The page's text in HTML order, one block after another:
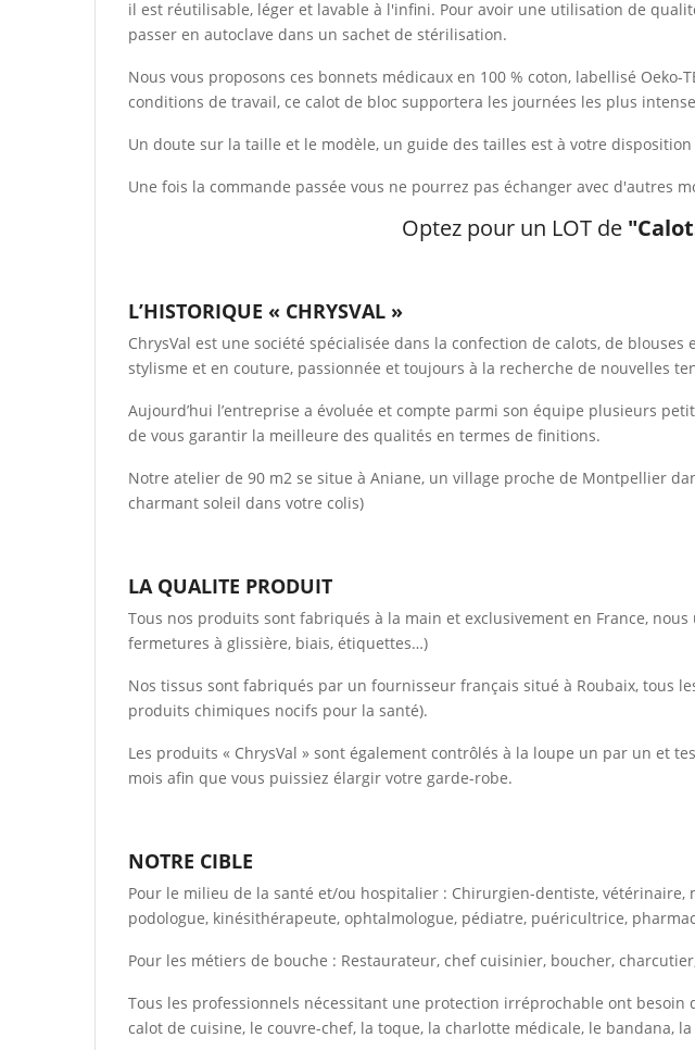
il est réutilisable, léger et lavable à l'infini. Pour avoir une utilisation de
passer en autoclave dans un sachet de stérilisation.
Nous vous proposons ces bonnets médicaux en 100 % coton, labellisé
conditions de travail, ce calot de bloc supportera les journées les plus
Un doute sur la taille et le modèle, un guide des tailles est à votre
Une fois la commande passée vous ne pourrez pas échanger avec d'autres
Optez pour un LOT de
L’HISTORIQUE « CHRYSVAL »
ChrysVal est une société spécialisée dans la confection de calots, de
stylisme et en couture, passionnée et toujours à la recherche de nouvelles
Aujourd’hui l’entreprise a évoluée et compte parmi son équipe plusieurs
de vous garantir la meilleure des qualités en termes de finitions.
Notre atelier de 90 m2 se situe à Aniane, un village proche de Montpellier
charmant soleil dans votre colis)
LA QUALITE PRODUIT
Tous nos produits sont fabriqués à la main et exclusivement en France,
fermetures à glissière, biais, étiquettes…)
Nos tissus sont fabriqués par un fournisseur français situé à Roubaix, tous
produits chimiques nocifs pour la santé).
Les produits « ChrysVal » sont également contrôlés à la loupe un par un et
mois afin que vous puissiez élargir votre garde-robe.
NOTRE CIBLE
Pour le milieu de la santé et/ou hospitalier : Chirurgien-dentiste,
podologue, kinésithérapeute, ophtalmologue, pédiatre, puéricultrice,
Pour les métiers de bouche : Restaurateur, chef cuisinier, boucher,
Tous les professionnels nécessitant une protection irréprochable ont
calot de cuisine, le couvre-chef, la toque, la charlotte médicale, le bandana,